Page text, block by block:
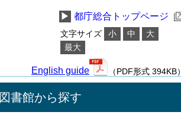
▶ 都庁総合トップページ
文字サイズ 小 中
大
最大
English guide （PDF形式 394KB）
図書館から探す